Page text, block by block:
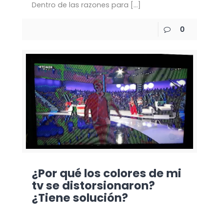
Dentro de las razones para […]
0
¿Por qué los colores de mi
tv se distorsionaron?
¿Tiene solución?